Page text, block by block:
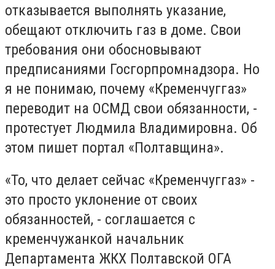
отказывается выполнять указание,
обещают отключить газ в доме. Свои
требования они обосновывают
предписаниями Госгорпромнадзора. Но
я не понимаю, почему «Кременчуггаз»
переводит на ОСМД свои обязанности, -
протестует Людмила Владимировна. Об
этом пишет портал «Полтавщина».
«То, что делает сейчас «Кременчуггаз» -
это просто уклонение от своих
обязанностей, - соглашается с
кременчужанкой начальник
Департамента ЖКХ Полтавской ОГА